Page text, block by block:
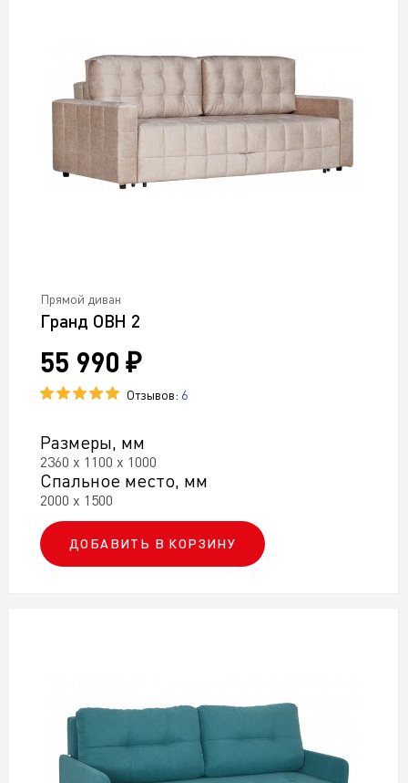
Прямой диван
Гранд ОВН 2
55 990 ₽
Отзывов: 6
Размеры, мм
2360 х 1100 х 1000
Спальное место, мм
2000 х 1500
ДОБАВИТЬ В КОРЗИНУ